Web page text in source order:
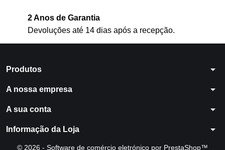
2 Anos de Garantia
Devoluções até 14 dias após a recepção.
Produtos arrow_drop_down
A nossa empresa arrow_drop_down
A sua conta arrow_drop_down
Informação da Loja arrow_drop_down
© 2026 - Software de comércio eletrónico por PrestaShop™